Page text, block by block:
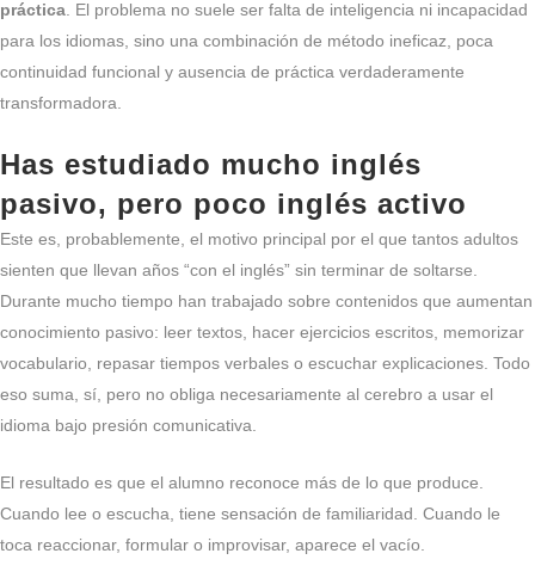
práctica . El problema no suele ser falta de inteligencia ni incapacidad
para los idiomas, sino una combinación de método ineficaz, poca
continuidad funcional y ausencia de práctica verdaderamente
transformadora.
Has estudiado mucho inglés
pasivo, pero poco inglés activo
Este es, probablemente, el motivo principal por el que tantos adultos
sienten que llevan años “con el inglés” sin terminar de soltarse.
Durante mucho tiempo han trabajado sobre contenidos que aumentan
conocimiento pasivo: leer textos, hacer ejercicios escritos, memorizar
vocabulario, repasar tiempos verbales o escuchar explicaciones. Todo
eso suma, sí, pero no obliga necesariamente al cerebro a usar el
idioma bajo presión comunicativa.
El resultado es que el alumno reconoce más de lo que produce.
Cuando lee o escucha, tiene sensación de familiaridad. Cuando le
toca reaccionar, formular o improvisar, aparece el vacío.